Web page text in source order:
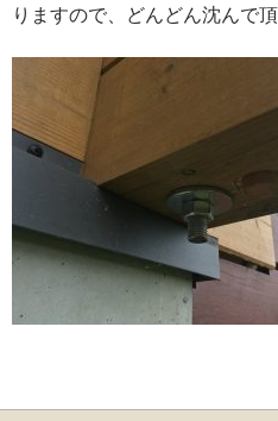
りますので、どんどん沈んで